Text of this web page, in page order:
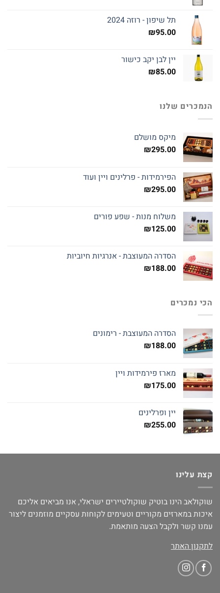
תל שיפון - רוזה 2024
₪95.00
יין לבן יקב כישור
₪85.00
הנמכרים שלנו
מיקס מושלם
₪295.00
הפירמידות - פרלינים ויין ועוד
₪295.00
משלוח מנות - שפע פורים
₪125.00
הסדרה המעוצבת - אנרגיות חיוביות
₪188.00
הכי נמכרים
הסדרה המעוצבת - רימונים
₪188.00
מארז פירמידות ויין
₪175.00
יין ופרלינים
₪255.00
קצת עלינו
שוקולאב הינו בוטיק שוקולטיירים ישראלי, אנו מביאים אליכם
איכות במארזים מקוריים וטעימים לקוחות עסקיים מוזמנים ליצור
עמנו קשר ולקבל הצעה מותאמת.
לתקנון האתר